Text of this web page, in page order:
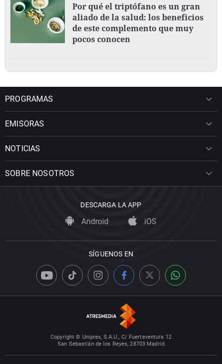
Por qué el triptófano es un gran
aliado de la salud: los beneficios
de este complemento que muy
pocos conocen
PROGRAMAS
EMISORAS
NOTICIAS
SOBRE NOSOTROS
DESCARGA LA APP
Android iOS
SÍGUENOS EN
Copyright © Uniprex, S.A.U., C/ Fuerteventura 12
San Sebastián de los Reyes, 28703 Madrid